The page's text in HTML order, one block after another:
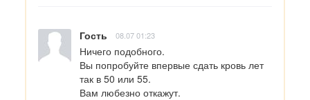
Гость 08.07 01:23
Ничего подобного.
Вы попробуйте впервые сдать кровь лет
так в 50 или 55.
Вам любезно откажут.